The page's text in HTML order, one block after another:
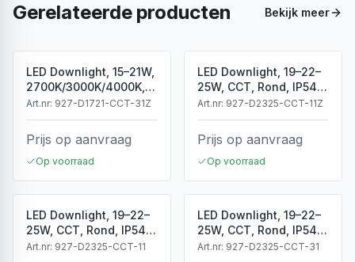
Gerelateerde producten Bekijk meer
LED Downlight, 15–21W,
2700K/3000K/4000K,
Dimbaar, Ø150mm,
Zwart
Art.nr: 927-D1721-CCT-31Z
Prijs op aanvraag
Op voorraad
LED Downlight, 19–22–
25W, CCT, Rond, IP54,
Dimbaar, Wit
Art.nr: 927-D2325-CCT-11Z
Prijs op aanvraag
Op voorraad
LED Downlight, 19–22–
25W, CCT, Rond, IP54,
Dimbaar, Wit
Art.nr: 927-D2325-CCT-11
LED Downlight, 19–22–
25W, CCT, Rond, IP54,
Dimbaar, Zwart
Art.nr: 927-D2325-CCT-31